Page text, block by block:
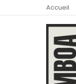
Accueil